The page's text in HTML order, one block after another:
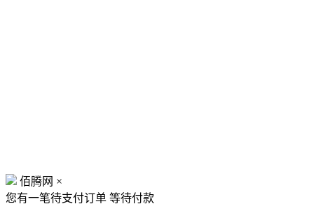
佰腾网 ×
您有一笔待支付订单 等待付款